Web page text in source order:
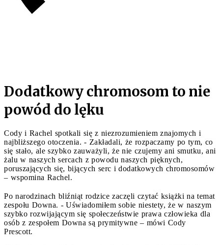
Dodatkowy chromosom to nie
powód do lęku
Cody i Rachel spotkali się z niezrozumieniem znajomych i
najbliższego otoczenia. - Zakładali, że rozpaczamy po tym, co
się stało, ale szybko zauważyli, że nie czujemy ani smutku, ani
żalu w naszych sercach z powodu naszych pięknych,
poruszających się, bijących serc i dodatkowych chromosomów
– wspomina Rachel.
Po narodzinach bliźniąt rodzice zaczęli czytać książki na temat
zespołu Downa. - Uświadomiłem sobie niestety, że w naszym
szybko rozwijającym się społeczeństwie prawa człowieka dla
osób z zespołem Downa są prymitywne – mówi Cody
Prescott.